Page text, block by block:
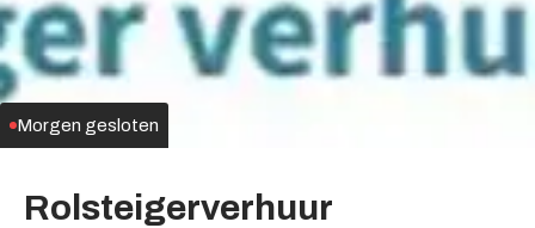
Rolsteigerverhuur
Morgen gesloten